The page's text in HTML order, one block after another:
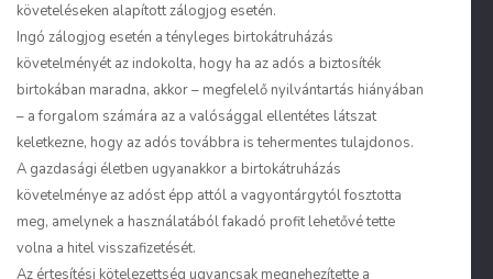
követeléseken alapított zálogjog esetén.
Ingó zálogjog esetén a tényleges birtokátruházás
követelményét az indokolta, hogy ha az adós a biztosíték
birtokában maradna, akkor – megfelelő nyilvántartás hiányában
– a forgalom számára az a valósággal ellentétes látszat
keletkezne, hogy az adós továbbra is tehermentes tulajdonos.
A gazdasági életben ugyanakkor a birtokátruházás
követelménye az adóst épp attól a vagyontárgytól fosztotta
meg, amelynek a használatából fakadó profit lehetővé tette
volna a hitel visszafizetését.
Az értesítési kötelezettség ugyancsak megnehezítette a